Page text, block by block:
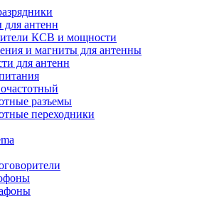
антенн
КСВ и мощности
и магниты для антенны
для антенн
разъемы
переходники